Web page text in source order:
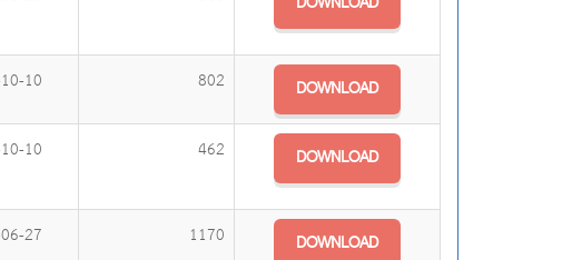
10 802
DOWNLOAD
10 462 DOWNLOAD
27 1170
DOWNLOAD